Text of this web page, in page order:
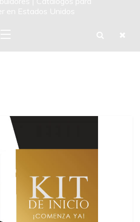
en Estados Unidos